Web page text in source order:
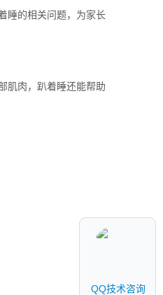
睡的相关问题，为家长
肌肉，趴着睡还能帮助
QQ技术咨询
QQ技术咨询